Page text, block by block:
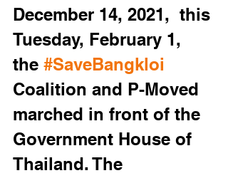
December 14, 2021,  this
Tuesday, February 1,
the #SaveBangkloi
Coalition and P-Moved
marched in front of the
Government House of
Thailand. The